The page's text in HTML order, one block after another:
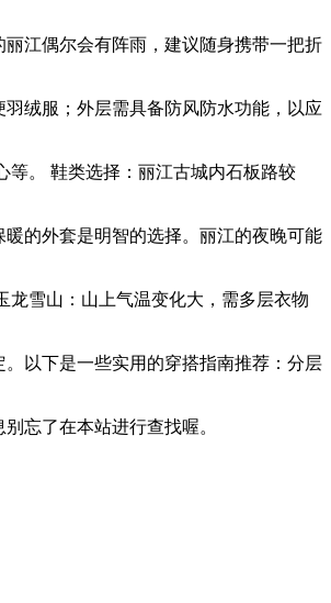
江偶尔会有阵雨，建议随身携带一把折
绒服；外层需具备防风防水功能，以应
等。 鞋类选择：丽江古城内石板路较
的外套是明智的选择。丽江的夜晚可能
龙雪山：山上气温变化大，需多层衣物
以下是一些实用的穿搭指南推荐：分层
忘了在本站进行查找喔。